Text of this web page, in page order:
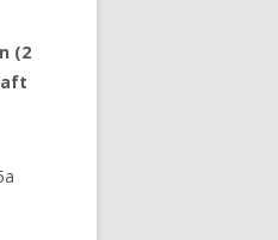
(2